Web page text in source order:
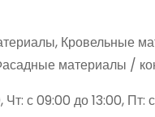
Кровельные
материалы /
с 09:00 до 13:00, Пт: